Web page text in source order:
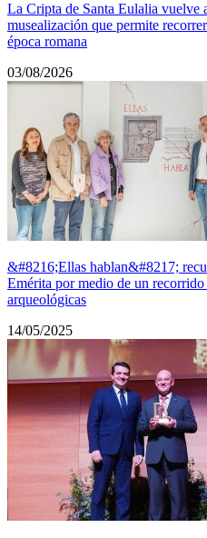
La Cripta de Santa Eulalia vuelve
musealización que permite
época romana
03/08/2026
&#8216;Ellas hablan&#8217;
Emérita por medio de un
arqueológicas
14/05/2025